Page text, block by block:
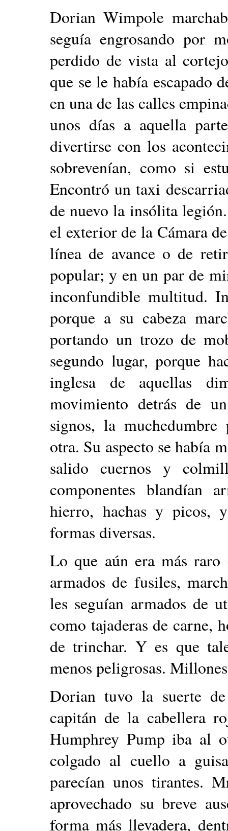
Dorian Wimpole
seguía engrosando por
perdido de vista al
que se le había escapado
en una de las calles
unos días a aquella
divertirse con los
sobrevenían, como si
Encontró un taxi
de nuevo la insólita
el exterior de la Cámara
línea de avance o de
popular; y en un par de
inconfundible multitud.
porque a su cabeza
portando un trozo de
segundo lugar, porque
inglesa de aquellas
movimiento detrás de
signos, la
otra. Su aspecto se había
salido cuernos y
componentes blandían
hierro, hachas y picos,
formas diversas.
Lo que aún era más raro
armados de fusiles,
les seguían armados de
como tajaderas de carne,
de trinchar. Y es que
menos peligrosas.
Dorian tuvo la suerte
capitán de la cabellera
Humphrey Pump iba al
colgado al cuello a
parecían unos tirantes.
aprovechado su breve
forma más llevadera,